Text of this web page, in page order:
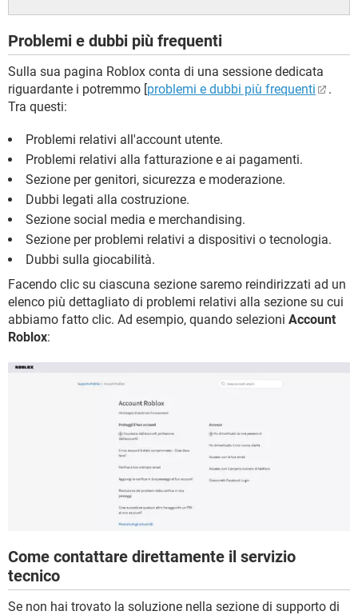
Problemi e dubbi più frequenti
Sulla sua pagina Roblox conta di una sessione dedicata
riguardante i potremmo [problemi e dubbi più frequenti
.
Tra questi:
Problemi relativi all'account utente.
Problemi relativi alla fatturazione e ai pagamenti.
Sezione per genitori, sicurezza e moderazione.
Dubbi legati alla costruzione.
Sezione social media e merchandising.
Sezione per problemi relativi a dispositivi o tecnologia.
Dubbi sulla giocabilità.
Facendo clic su ciascuna sezione saremo reindirizzati ad un
elenco più dettagliato di problemi relativi alla sezione su cui
abbiamo fatto clic. Ad esempio, quando selezioni Account
Roblox:
Come contattare direttamente il servizio
tecnico
Se non hai trovato la soluzione nella sezione di supporto di